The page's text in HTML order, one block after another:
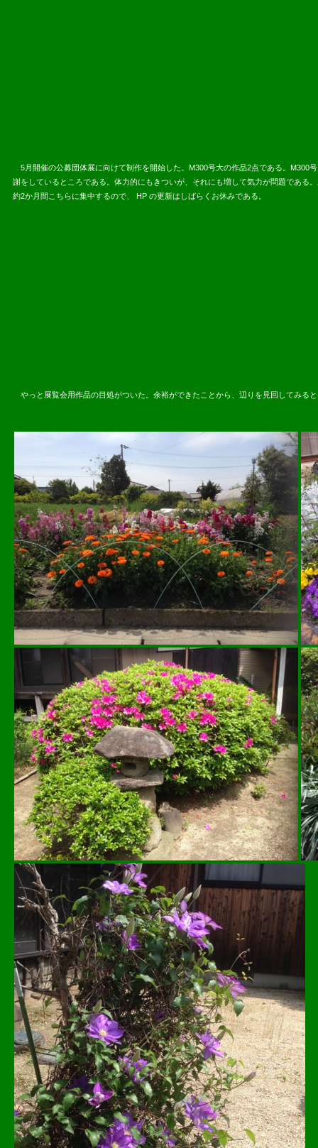
5月開催の公募団体展に向けて制作を開始した。M300号大の作品2点である。M300
謝をしているところである。体力的にもきついが、それにも増して気力が問題である
約2か月間こちらに集中するので、 HP の更新はしばらくお休みである。
やっと展覧会用作品の目処がついた。余裕ができたことから、辺りを見回してみる